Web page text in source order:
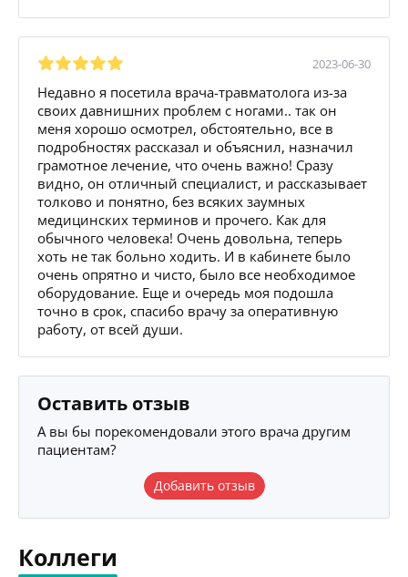
2023-06-30
Недавно я посетила врача-травматолога из-за
своих давнишних проблем с ногами.. так он
меня хорошо осмотрел, обстоятельно, все в
подробностях рассказал и объяснил, назначил
грамотное лечение, что очень важно! Сразу
видно, он отличный специалист, и рассказывает
толково и понятно, без всяких заумных
медицинских терминов и прочего. Как для
обычного человека! Очень довольна, теперь
хоть не так больно ходить. И в кабинете было
очень опрятно и чисто, было все необходимое
оборудование. Еще и очередь моя подошла
точно в срок, спасибо врачу за оперативную
работу, от всей души.
Оставить отзыв
А вы бы порекомендовали этого врача другим
пациентам?
Добавить отзыв
Коллеги